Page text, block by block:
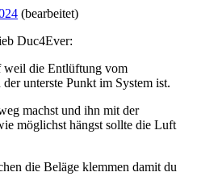
(bearbeitet)
Duc4Ever:
weil die Entlüftung vom
unterste Punkt im System ist.
machst und ihn mit der
möglichst hängst sollte die Luft
die Beläge klemmen damit du